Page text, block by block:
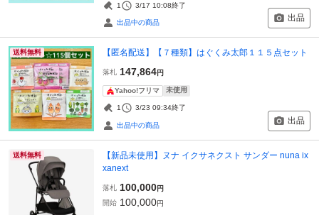
1 3/17 10:08終了
出品中の商品 出品
送料無料 【匿名配送】【７種類】はぐくみ太郎１１５点セット
落札 147,864円
Yahoo!フリマ 未使用
1 3/23 09:34終了
出品中の商品 出品
送料無料
【新品未使用】ヌナ イクサネクスト サンダー nuna ix
xanext
落札 100,000円
開始 100,000円